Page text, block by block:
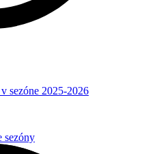
sezóne 2025-2026